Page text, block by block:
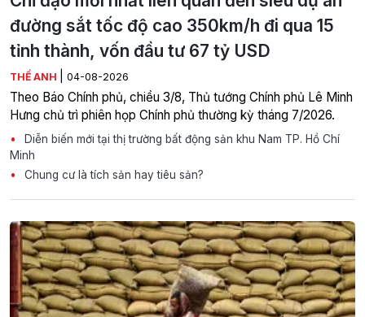
đường sắt tốc độ cao 350km/h đi qua 15
tỉnh thành, vốn đầu tư 67 tỷ USD
THẾ ANH 04-08-2026
Theo Báo Chính phủ, chiều 3/8, Thủ tướng Chính phủ Lê Minh
Hưng chủ trì phiên họp Chính phủ thường kỳ tháng 7/2026.
Diễn biến mới tại thị trường bất động sản khu Nam TP. Hồ Chí
Minh
Chung cư là tích sản hay tiêu sản?